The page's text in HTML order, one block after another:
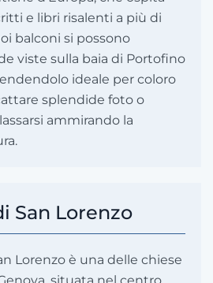
e libri risalenti a più di
balconi si possono
viste sulla baia di Portofino
ideale per coloro
splendide foto o
ammirando la
San Lorenzo
Lorenzo è una delle chiese